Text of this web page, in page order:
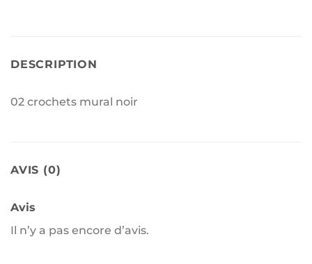
DESCRIPTION
02 crochets mural noir
AVIS (0)
Avis
Il n’y a pas encore d’avis.